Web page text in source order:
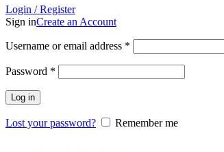
Login / Register
Sign inCreate an Account
Username or email address *
Password *
Log in
Lost your password? Remember me